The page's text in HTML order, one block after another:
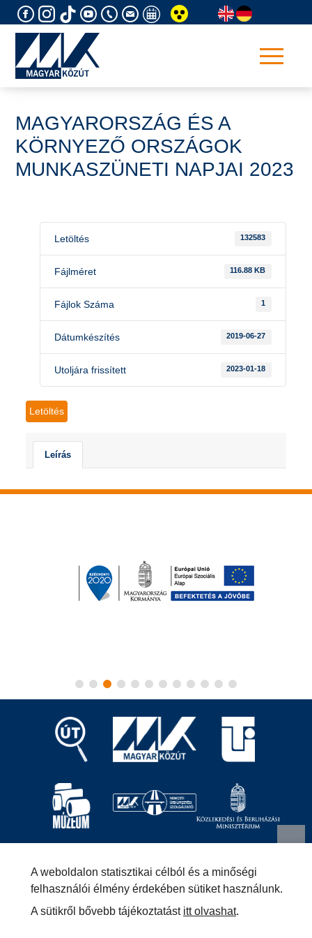
to
MAGYARORSZÁG ÉS A
KÖRNYEZŐ ORSZÁGOK
MUNKASZÜNETI NAPJAI 2023
Letöltés 132583
Fájlméret 116.88 KB
Fájlok Száma 1
Dátumkészítés 2019-06-27
Utoljára frissített 2023-01-18
Letöltés
Leírás
1024 Budapest, Fényes
Elek utca 7-13.
+36 (1) 819-9000 info@kozut.hu
MKNZRT (KRID: 153207128) Hivatali Kapu
A weboldalon statisztikai célból és a minőségi
felhasználói élmény érdekében sütiket használunk.
A sütikről bővebb tájékoztatást itt olvashat.